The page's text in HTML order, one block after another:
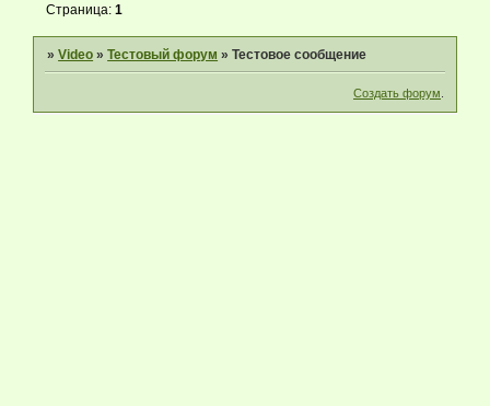
Страница:1
»Video »Тестовый форум »Тестовое сообщение
Создать форум